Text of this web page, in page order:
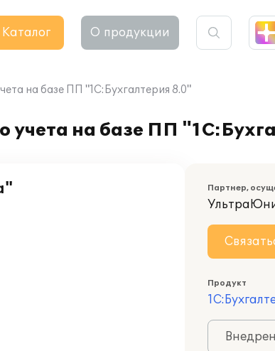
Каталог О продукции
на базе ПП "1С:Бухгалтерия 8.0"
учета на базе ПП
Партнер,
Продукт